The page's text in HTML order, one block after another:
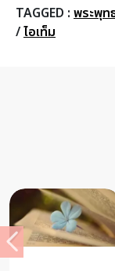
TAGGED : พระพุท
/ไอเท็ม